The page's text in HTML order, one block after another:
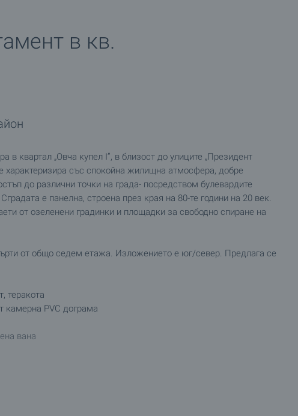
в кв.
в квартал „Овча купел І”, в близост до улиците „Президент
характеризира със спокойна жилищна атмосфера, добре
до различни точки на града- посредством булевардите
Сградата е панелна, строена през края на 80-те години на 20 век.
от озеленени градинки и площадки за свободно спиране на
от общо седем етажа. Изложението е юг/север. Предлага се
теракота
камерна PVC дограма
вана
шкафове